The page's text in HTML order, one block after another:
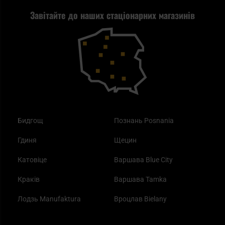
Завітайте до наших стаціонарних магазинів
Бидгощ
Гдиня
Катовіце
Краків
Лодзь Manufaktura
Познань Posnania
Щецин
Варшава Blue City
Варшава Tamka
Вроцлав Bielany
Повернення товару
Blackout - що це таке?
Як працює маска від смогу?
Найкращі спальні мішки на осінь
Самозахист